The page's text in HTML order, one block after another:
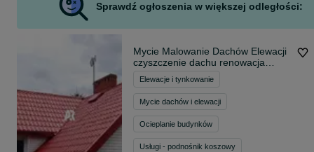
Sprawdź ogłoszenia w większej odległości:
Mycie Malowanie Dachów Elewacji
czyszczenie dachu renowacja
natryskowe
Elewacje i tynkowanie
Mycie dachów i elewacji
Ocieplanie budynków
Usługi - podnośnik koszowy